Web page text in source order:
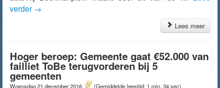
verder →
Lees meer
Hoger beroep: Gemeente gaat €52.000 van
failliet ToBe terugvorderen bij 5
gemeenten
Woensdag 21 december 2016 (Gemiddelde leestijd: 1 min, 34 sec)